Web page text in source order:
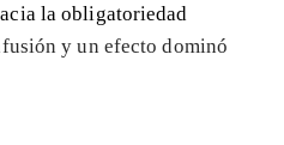
la obligatoriedad
y un efecto dominó